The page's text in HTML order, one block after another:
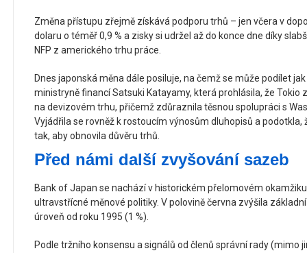
Změna přístupu zřejmě získává podporu trhů – jen včera v
dolaru o téměř 0,9 % a zisky si udržel až do konce dne díky
NFP z amerického trhu práce.
Dnes japonská měna dále posiluje, na čemž se může podílet
ministryně financí Satsuki Katayamy, která prohlásila, že Tokio
na devizovém trhu, přičemž zdůraznila těsnou spolupráci s
Vyjádřila se rovněž k rostoucím výnosům dluhopisů a podotkla,
tak, aby obnovila důvěru trhů.
Před námi další zvyšování sazeb
Bank of Japan se nachází v historickém přelomovém
ultravstřícné měnové politiky. V polovině června zvýšila
úroveň od roku 1995 (1 %).
Podle tržního konsensu a signálů od členů správní rady (mimo